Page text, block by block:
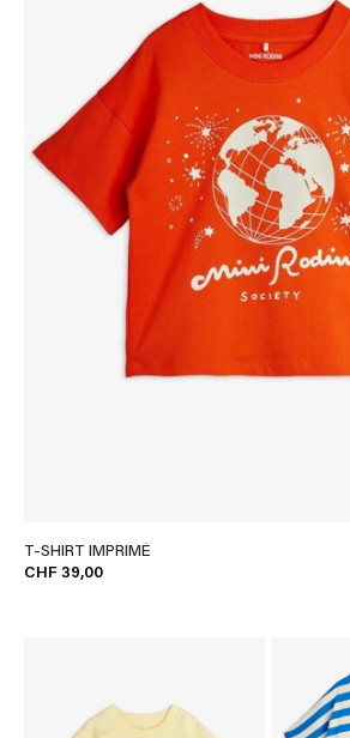
T-SHIRT IMPRIMÉ
CHF 39,00